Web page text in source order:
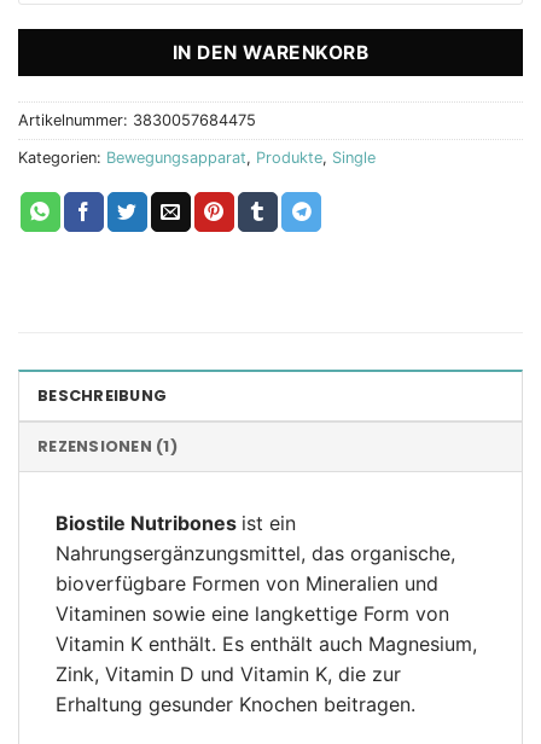
IN DEN WARENKORB
Artikelnummer: 3830057684475
Kategorien: Bewegungsapparat, Produkte, Single
BESCHREIBUNG
REZENSIONEN (1)
Biostile Nutribones ist ein
Nahrungsergänzungsmittel, das organische,
bioverfügbare Formen von Mineralien und
Vitaminen sowie eine langkettige Form von
Vitamin K enthält. Es enthält auch Magnesium,
Zink, Vitamin D und Vitamin K, die zur
Erhaltung gesunder Knochen beitragen.